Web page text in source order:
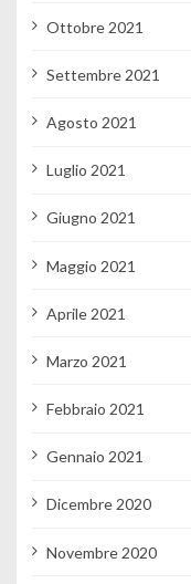
Ottobre 2021
Settembre 2021
Agosto 2021
Luglio 2021
Giugno 2021
Maggio 2021
Aprile 2021
Marzo 2021
Febbraio 2021
Gennaio 2021
Dicembre 2020
Novembre 2020